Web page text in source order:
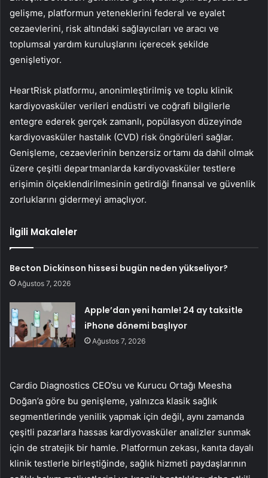
gelişme, platformun yeteneklerini federal ve eyalet
cezaevlerini, risk altındaki sağlayıcıları ve aracı ve
toplumsal yardım kuruluşlarını içerecek şekilde
genişletiyor.
HeartRisk platformu, anonimleştirilmiş ve toplu klinik
kardiyovasküler verileri endüstri ve coğrafi bilgilerle
entegre ederek gerçek zamanlı, popülasyon düzeyinde
kardiyovasküler hastalık (CVD) risk öngörüleri sağlar.
Genişleme, cezaevlerinin benzersiz ortamı da dahil olmak
üzere çeşitli departmanlarda kardiyovasküler testlere
erişimin ölçeklendirilmesinin getirdiği finansal ve güvenlik
zorluklarını gidermeyi amaçlıyor.
İlgili Makaleler
Becton Dickinson hissesi bugün neden yükseliyor?
Ağustos 7, 2026
Apple’dan yeni hamle! 24 ay taksitle
iPhone dönemi başlıyor
Ağustos 7, 2026
Cardio Diagnostics CEO’su ve Kurucu Ortağı Meesha
Doğan’a göre bu genişleme, yalnızca klasik sağlık
segmentlerinde yenilik yapmak için değil, aynı zamanda
çeşitli pazarlara hassas kardiyovasküler analizler sunmak
için de stratejik bir hamle. Platformun zekası, kanıta dayalı
klinik testlerle birleştiğinde, sağlık hizmeti paydaşlarının